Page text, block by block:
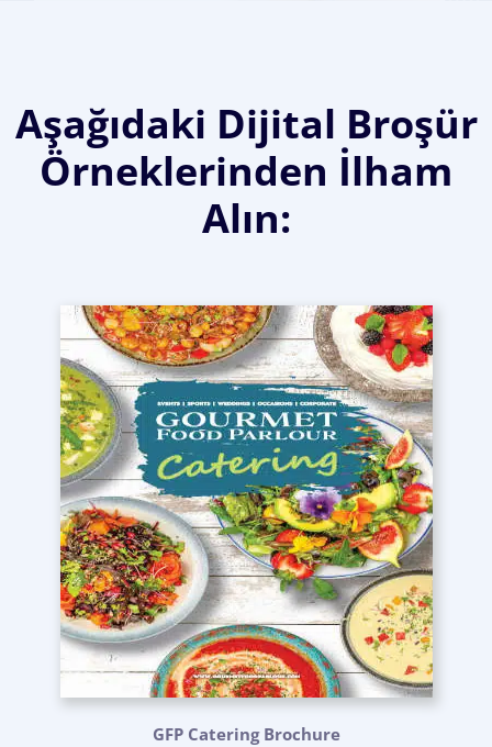
Aşağıdaki Dijital Broşür
Örneklerinden İlham
Alın:
GFP Catering Brochure